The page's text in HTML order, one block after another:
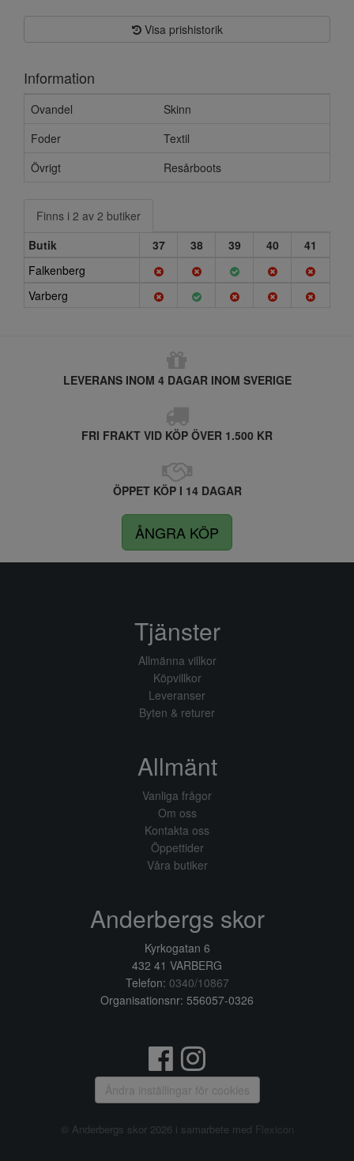
Visa prishistorik
Information
Ovandel
Skinn
Foder
Textil
Övrigt
Resårboots
Finns i 2 av 2 butiker
Butik
37 38 39 40
41
Falkenberg
Varberg
LEVERANS INOM 4 DAGAR INOM SVERIGE
FRI FRAKT VID KÖP ÖVER 1.500 KR
ÖPPET KÖP I 14 DAGAR
ÅNGRA KÖP
Tjänster
Allmänna villkor
Köpvillkor
Leveranser
Byten & returer
Allmänt
Vanliga frågor
Om oss
Kontakta oss
Öppettider
Våra butiker
Anderbergs skor
Kyrkogatan 6
432 41 VARBERG
Telefon: 0340/10867
Organisationsnr: 556057-0326
Ändra inställingar för cookies
© Anderbergs skor 2026 i samarbete med Flexicon